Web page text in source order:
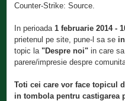
Counter-Strike: Source.
In perioada 1 februarie 2014 -
prietenul pe site, pune-l sa se
topic la"Despre noi" in care
parere/impresie despre
Toti cei care vor face topicul
in tombola pentru castigarea